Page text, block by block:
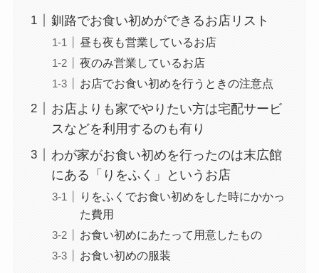
釧路でお食い初めができるお店リスト
昼も夜も営業しているお店
夜のみ営業しているお店
お店でお食い初めを行うときの注意点
お店よりも家でやりたい方は宅配サービ
スなどを利用するのも有り
わが家がお食い初めを行ったのは末広館
にある「りをふく」というお店
りをふくでお食い初めをした時にかかっ
た費用
お食い初めにあたって用意したもの
お食い初めの服装